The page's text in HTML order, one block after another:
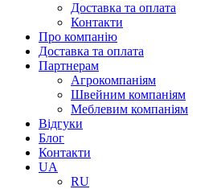
Доставка та оплата
Контакти
Про компанію
Доставка та оплата
Партнерам
Агрокомпаніям
Швейним компаніям
Меблевим компаніям
Відгуки
Блог
Контакти
UA
RU